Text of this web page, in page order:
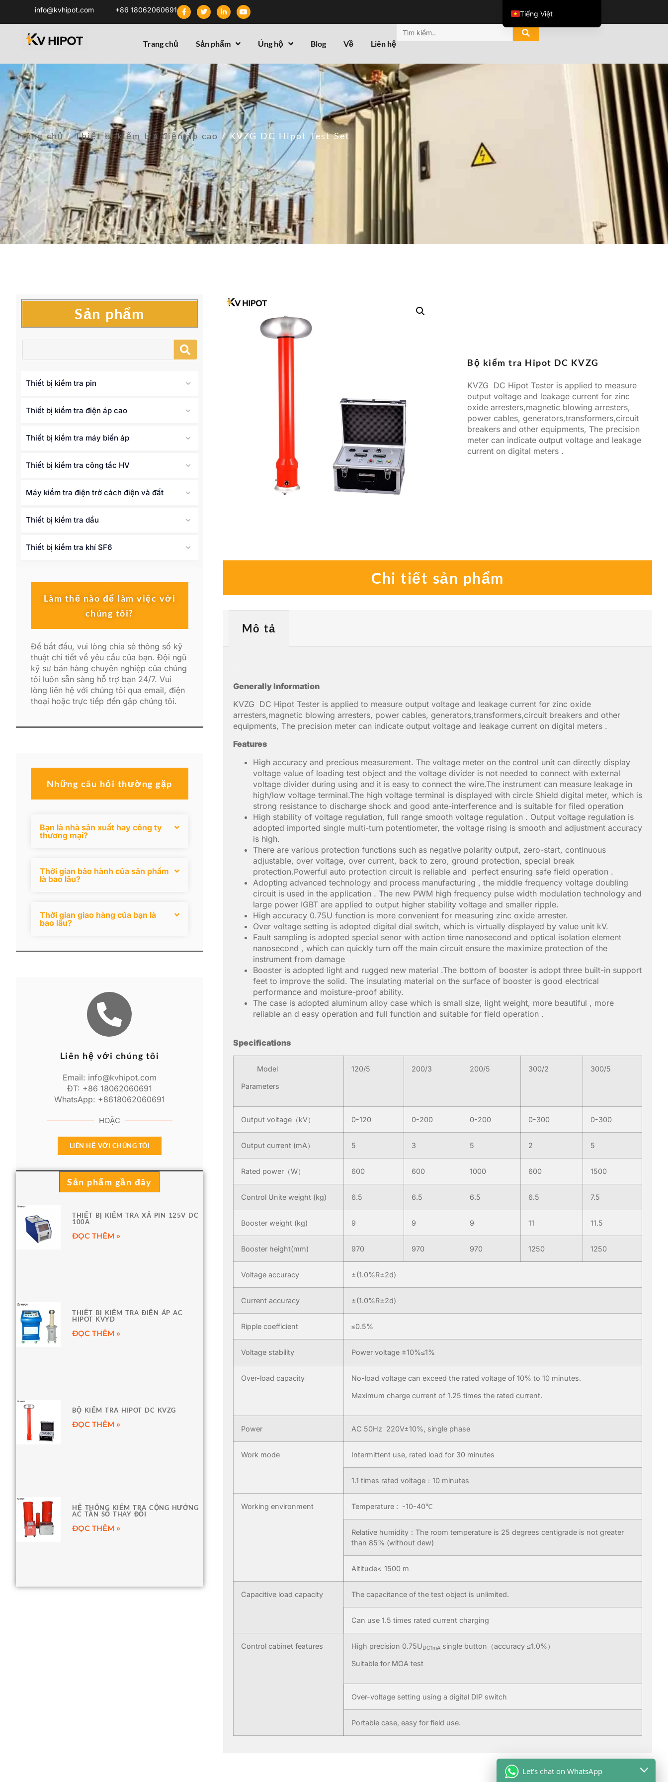
info@kvhipot.com +86 18062060691
Trang chủ Sản phẩm Ủng hộ Blog Về Liên hệ
Trang chủ/Thiết bị kiểm tra điện áp cao / KVZG DC Hipot Test Set
Sản phẩm
Thiết bị kiểm tra pin
Thiết bị kiểm tra điện áp cao
Thiết bị kiểm tra máy biến áp
Thiết bị kiểm tra công tắc HV
Máy kiểm tra điện trở cách điện và đất
Thiết bị kiểm tra dầu
Thiết bị kiểm tra khí SF6
Làm thế nào để làm việc với
chúng tôi?
Để bắt đầu, vui lòng chia sẻ thông số kỹ
thuật chi tiết về yêu cầu của bạn. Đội ngũ
kỹ sư bán hàng chuyên nghiệp của chúng
tôi luôn sẵn sàng hỗ trợ bạn 24/7. Vui
lòng liên hệ với chúng tôi qua email, điện
thoại hoặc trực tiếp đến gặp chúng tôi.
Những câu hỏi thường gặp
Bạn là nhà sản xuất hay công ty
thương mại?
Thời gian bảo hành của sản phẩm
là bao lâu?
Thời gian giao hàng của bạn là
bao lâu?
Liên hệ với chúng tôi
Email: info@kvhipot.com
ĐT: +86 18062060691
WhatsApp: +8618062060691
HOẶC
LIÊN HỆ VỚI CHÚNG TÔI
Sản phẩm gần đây
THIẾT BỊ KIỂM TRA XẢ PIN 125V DC
100A
ĐỌC THÊM »
THIẾT BỊ KIỂM TRA ĐIỆN ÁP AC
HIPOT KVYD
ĐỌC THÊM »
BỘ KIỂM TRA HIPOT DC KVZG
ĐỌC THÊM »
HỆ THỐNG KIỂM TRA CỘNG HƯỞNG
AC TẦN SỐ THAY ĐỔI
ĐỌC THÊM »
Bộ kiểm tra Hipot DC KVZG
KVZG DC Hipot Tester is applied to measure
output voltage and leakage current for zinc
oxide arresters,magnetic blowing arresters,
power cables, generators,transformers,circuit
breakers and other equipments, The precision
meter can indicate output voltage and leakage
current on digital meters .
Chi tiết sản phẩm
Mô tả
Generally Information
KVZG DC Hipot Tester is applied to measure output voltage and leakage current for zinc oxide
arresters,magnetic blowing arresters, power cables, generators,transformers,circuit breakers and other
equipments, The precision meter can indicate output voltage and leakage current on digital meters .
Features
High accuracy and precious measurement. The voltage meter on the control unit can directly display
voltage value of loading test object and the voltage divider is not needed to connect with external
voltage divider during using and it is easy to connect the wire.The instrument can measure leakage in
high/low voltage terminal.The high voltage terminal is displayed with circle Shield digital meter, which is
strong resistance to discharge shock and good ante-interference and is suitable for filed operation
High stability of voltage regulation, full range smooth voltage regulation . Output voltage regulation is
adopted imported single multi-turn potentiometer, the voltage rising is smooth and adjustment accuracy
is high.
There are various protection functions such as negative polarity output, zero-start, continuous
adjustable, over voltage, over current, back to zero, ground protection, special break
protection.Powerful auto protection circuit is reliable and perfect ensuring safe field operation .
Adopting advanced technology and process manufacturing , the middle frequency voltage doubling
circuit is used in the application . The new PWM high frequency pulse width modulation technology and
large power IGBT are applied to output higher stability voltage and smaller ripple.
High accuracy 0.75U function is more convenient for measuring zinc oxide arrester.
Over voltage setting is adopted digital dial switch, which is virtually displayed by value unit kV.
Fault sampling is adopted special senor with action time nanosecond and optical isolation element
nanosecond , which can quickly turn off the main circuit ensure the maximize protection of the
instrument from damage
Booster is adopted light and rugged new material .The bottom of booster is adopt three built-in support
feet to improve the solid. The insulating material on the surface of booster is good electrical
performance and moisture-proof ability.
The case is adopted aluminum alloy case which is small size, light weight, more beautiful , more
reliable an d easy operation and full function and suitable for field operation .
Specifications
Model
Parameters
120/5 200/3 200/5 300/2 300/5
Output voltage（kV） 0-120 0-200 0-200 0-300 0-300
Output current (mA） 5 3 5 2 5
Rated power（W） 600 600 1000 600 1500
Control Unite weight (kg) 6.5 6.5 6.5 6.5 7.5
Booster weight (kg) 9 9 9 11 11.5
Booster height(mm) 970 970 970 1250 1250
Voltage accuracy ±(1.0%R±2d)
Current accuracy ±(1.0%R±2d)
Ripple coefficient ≤0.5%
Voltage stability Power voltage ±10%≤1%
Over-load capacity No-load voltage can exceed the rated voltage of 10% to 10 minutes.
Maximum charge current of 1.25 times the rated current.
Power AC 50Hz 220V±10%, single phase
Work mode Intermittent use, rated load for 30 minutes
1.1 times rated voltage：10 minutes
Working environment Temperature : -10-40℃
Relative humidity：The room temperature is 25 degrees centigrade is not greater
than 85% (without dew)
Altitude< 1500 m
Capacitive load capacity The capacitance of the test object is unlimited.
Can use 1.5 times rated current charging
Control cabinet features High precision 0.75U DC1mA single button（accuracy ≤1.0%）
Suitable for MOA test
Over-voltage setting using a digital DIP switch
Portable case, easy for field use.
Tiếng Việt
English
ไทย
Let's chat on WhatsApp